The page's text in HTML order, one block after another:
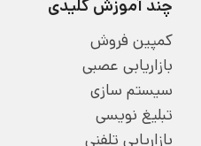
چند آموزش کلیدی
کمپین فروش
بازاریابی عصبی
سیستم سازی
تبلیغ نویسی
بازاریابی تلفنی